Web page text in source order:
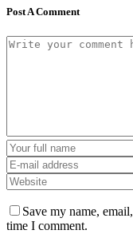
Post A Comment
Save my name,
time I comment.